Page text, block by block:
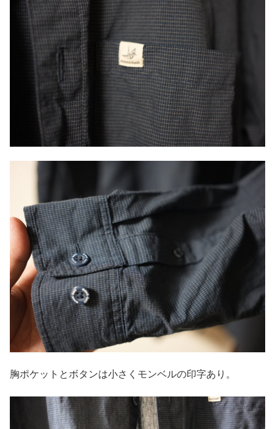
胸ポケットとボタンは小さくモンベルの印字あり。